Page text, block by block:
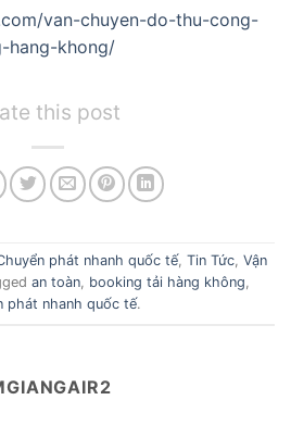
van-chuyen-do-thu-cong-
hang-khong/
this post
phát nhanh quốc tế, Tin Tức, Vận
an toàn, booking tải hàng không,
phát nhanh quốc tế.